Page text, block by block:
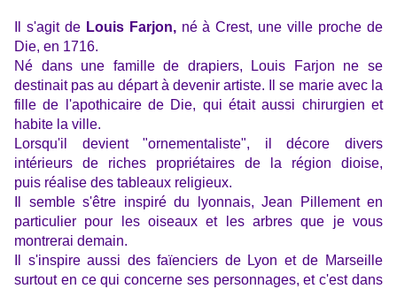
Il s'agit deLouis Farjon,né à Crest, une ville proche de
Die, en 1716.
Né dans une famille de drapiers, Louis Farjon ne se
destinait pas au départ à devenir artiste. Il se marie avec la
fille de l'apothicaire de Die, qui était aussi chirurgien et
habite la ville.
Lorsqu'il devient "ornementaliste", il décore divers
intérieurs de riches propriétaires de la région dioise,
puis réalise des tableaux religieux.
Il semble s'être inspiré du lyonnais, Jean Pillement en
particulier pour les oiseaux et les arbres que je vous
montrerai demain.
Il s'inspire aussi des faïenciers de Lyon et de Marseille
surtout en ce qui concerne ses personnages, et c'est dans